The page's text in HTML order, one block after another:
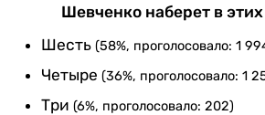
Шевченко наберет в
Шесть (58%, проголосовало: 1
Четыре (36%, проголосовало: 1
Три (6%, проголосовало: 202)